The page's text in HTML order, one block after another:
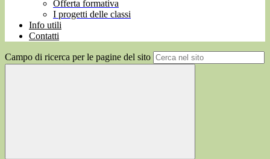
Offerta formativa
I progetti delle classi
Info utili
Contatti
Campo di ricerca per le pagine del sito